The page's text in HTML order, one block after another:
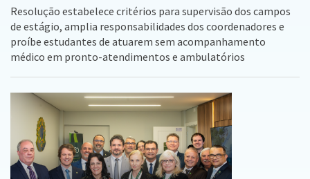
Resolução estabelece critérios para supervisão dos campos
de estágio, amplia responsabilidades dos coordenadores e
proíbe estudantes de atuarem sem acompanhamento
médico em pronto-atendimentos e ambulatórios